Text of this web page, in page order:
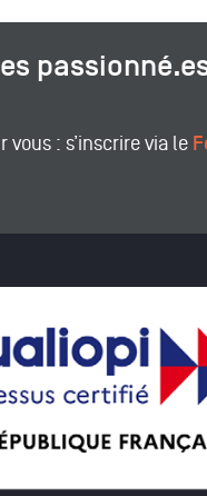
vous : s’inscrire via le